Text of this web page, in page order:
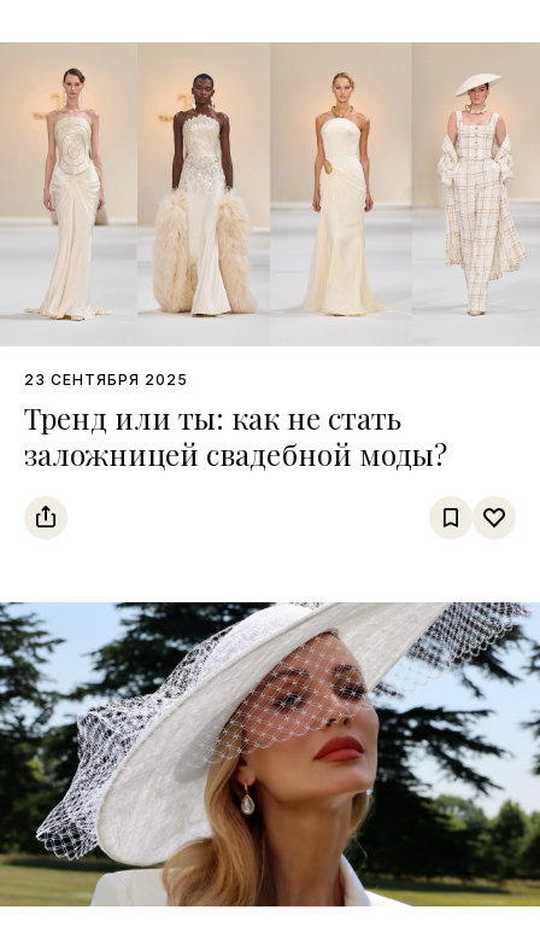
23 СЕНТЯБРЯ 2025
Тренд или ты: как не стать
заложницей свадебной моды?